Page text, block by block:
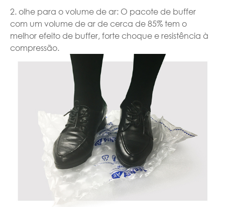
2. olhe para o volume de ar: O pacote de buffer
com um volume de ar de cerca de 85% tem o
melhor efeito de buffer, forte choque e resistência à
compressão.